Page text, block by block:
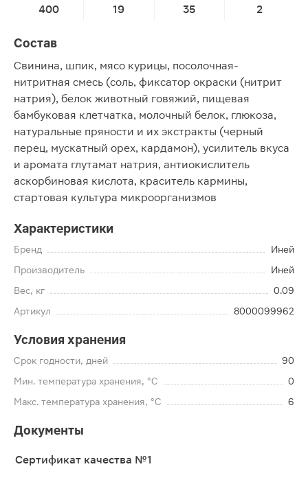
400 19 35 2
Состав
Свинина, шпик, мясо курицы, посолочная-
нитритная смесь (соль, фиксатор окраски (нитрит
натрия), белок животный говяжий, пищевая
бамбуковая клетчатка, молочный белок, глюкоза,
натуральные пряности и их экстракты (черный
перец, мускатный орех, кардамон), усилитель вкуса
и аромата глутамат натрия, антиокислитель
аскорбиновая кислота, краситель кармины,
стартовая культура микроорганизмов
Характеристики
Бренд
Иней
Производитель
Иней
Вес, кг
0.09
Артикул
8000099962
Условия хранения
Срок годности, дней
90
Мин. температура хранения, °C
0
Макс. температура хранения, °C
6
Документы
Сертификат качества №1